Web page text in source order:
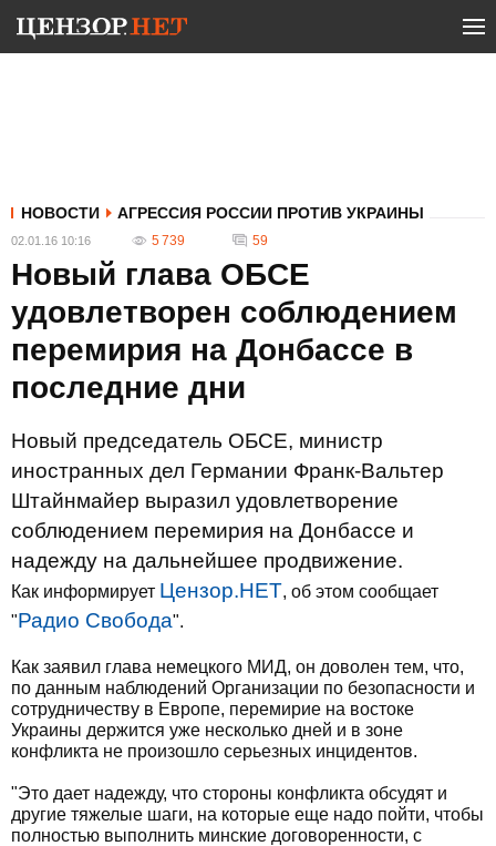
НОВОСТИ АГРЕССИЯ РОССИИ ПРОТИВ УКРАИНЫ
02.01.16 10:16 5 739 59
Новый глава ОБСЕ
удовлетворен соблюдением
перемирия на Донбассе в
последние дни
Новый председатель ОБСЕ, министр
иностранных дел Германии Франк-Вальтер
Штайнмайер выразил удовлетворение
соблюдением перемирия на Донбассе и
надежду на дальнейшее продвижение.
Как информирует Цензор.НЕТ, об этом сообщает
"Радио Свобода".
Как заявил глава немецкого МИД, он доволен тем, что,
по данным наблюдений Организации по безопасности и
сотрудничеству в Европе, перемирие на востоке
Украины держится уже несколько дней и в зоне
конфликта не произошло серьезных инцидентов.
"Это дает надежду, что стороны конфликта обсудят и
другие тяжелые шаги, на которые еще надо пойти, чтобы
полностью выполнить минские договоренности, с